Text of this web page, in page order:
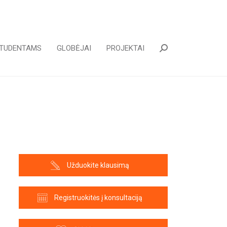
GLOBĖJAI PROJEKTAI Paieška:
Užduokite klausimą
Registruokitės į konsultaciją